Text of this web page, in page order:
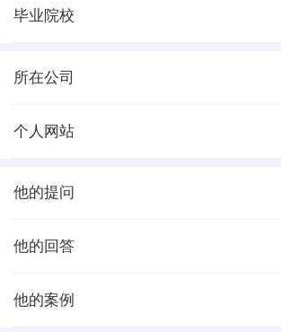
毕业院校
所在公司
个人网站
他的提问
他的回答
他的案例